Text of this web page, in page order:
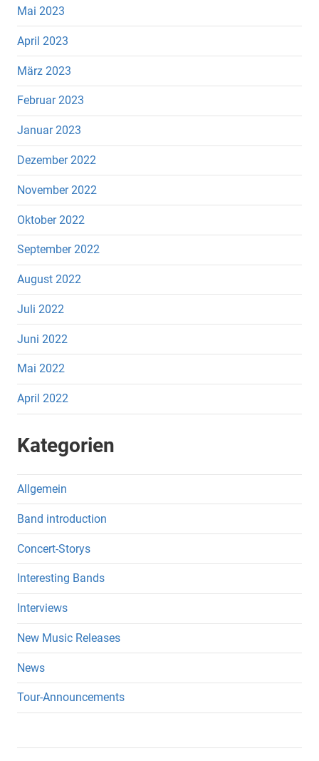
Mai 2023
April 2023
März 2023
Februar 2023
Januar 2023
Dezember 2022
November 2022
Oktober 2022
September 2022
August 2022
Juli 2022
Juni 2022
Mai 2022
April 2022
Kategorien
Allgemein
Band introduction
Concert-Storys
Interesting Bands
Interviews
New Music Releases
News
Tour-Announcements